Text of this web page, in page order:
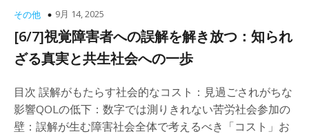
その他 9月 14, 2025
[6/7]視覚障害者への誤解を解き放つ：知られ
ざる真実と共生社会への一歩
目次 誤解がもたらす社会的なコスト：見過ごされがちな
影響QOLの低下：数字では測りきれない苦労社会参加の
壁：誤解が生む障害社会全体で考えるべき「コスト」お